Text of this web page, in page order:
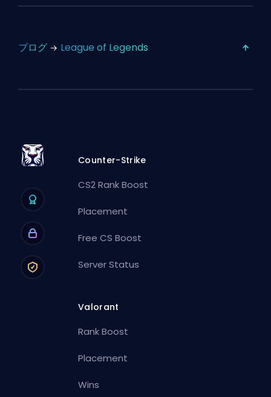
ブログ League of Legends
Counter-Strike
CS2 Rank Boost
Placement
Free CS Boost
Server Status
Valorant
Rank Boost
Placement
Wins